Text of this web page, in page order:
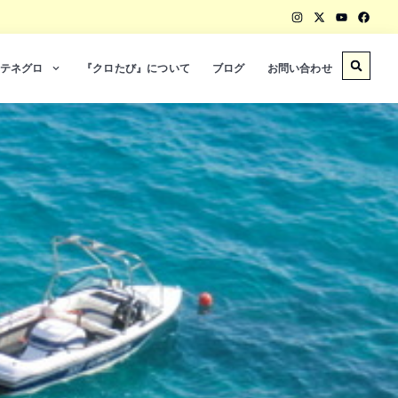
ネグロ 『クロたび』について ブログ お問い合わせ